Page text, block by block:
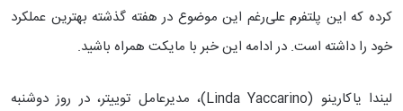
کرده که این پلتفرم علی‌رغم این موضوع در هفته گذشته بهترین عملکرد
خود را داشته است. در ادامه این خبر با مایکت همراه باشید.
لیندا یاکارینو (Linda Yaccarino)، مدیرعامل توییتر، در روز دوشنبه